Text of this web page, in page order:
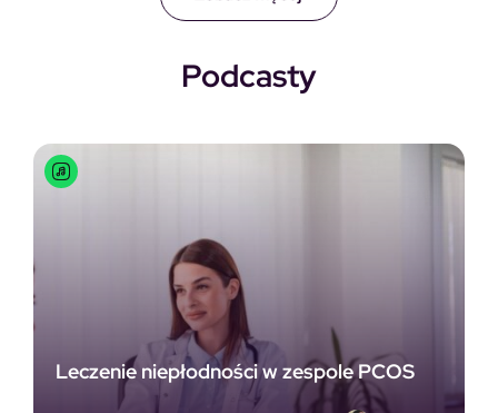
Podcasty
Leczenie niepłodności w zespole PCOS